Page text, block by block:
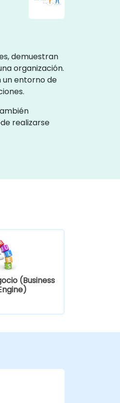
demuestran
organización.
un entorno de
realizarse
(Business